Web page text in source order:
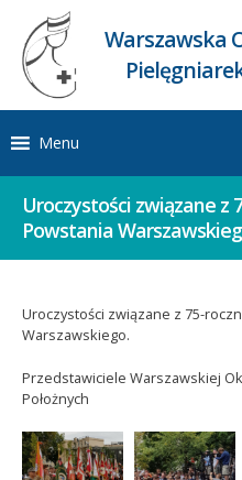
Warszawska
Menu
Uroczystości związane z
Powstania
Uroczystości związane z 75-
Warszawskiego.
Przedstawiciele Warszawskiej
Położnych